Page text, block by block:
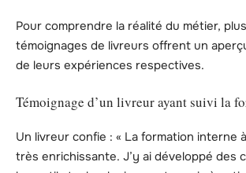
Pour comprendre la réalité du métier,
témoignages de livreurs offrent un
de leurs expériences respectives.
Témoignage d’un livreur ayant suivi la
Un livreur confie : « La formation interne
très enrichissante. J’y ai développé des